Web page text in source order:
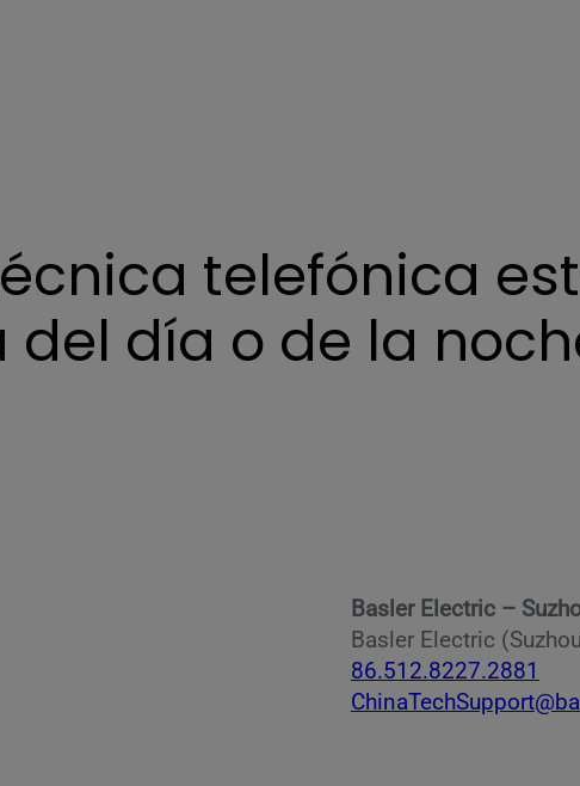
telefónica
día o de la
Basler Electric –
Basler Electric
86.512.8227.2881